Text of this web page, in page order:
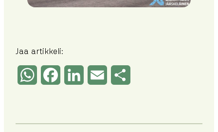
Jaa artikkeli:
WhatsAppFacebookLinkedInEmail